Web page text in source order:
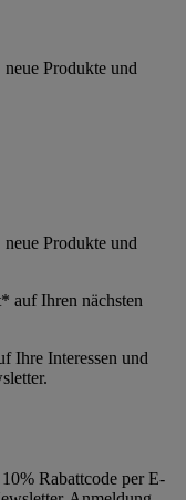
Produkte und
Produkte und
auf Ihren nächsten
Ihre Interessen und
Rabattcode per E-